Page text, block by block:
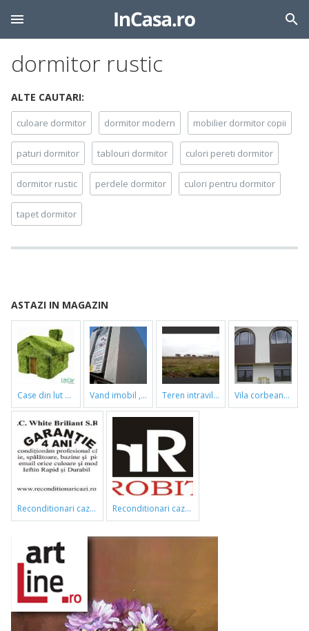
dormitor rustic
ALTE CAUTARI:
culoare dormitor dormitor modern mobilier dormitor copii
paturi dormitor tablouri dormitor culori pereti dormitor
dormitor rustic perdele dormitor culori pentru dormitor
tapet dormitor
ASTAZI IN MAGAZIN
case din lut si paie vand imobil ,790m,piata gorjului,pret negociabil teren intravilan vila corbeanca
reconditionari cazi de baie reconditionari cazi de baie